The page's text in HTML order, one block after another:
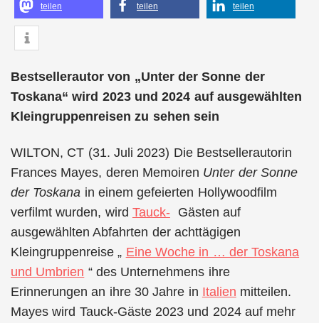
teilen teilen teilen
Bestsellerautor von „Unter der Sonne der
Toskana“ wird 2023 und 2024 auf ausgewählten
Kleingruppenreisen zu sehen sein
WILTON, CT (31. Juli 2023) Die Bestsellerautorin
Frances Mayes, deren Memoiren Unter der Sonne
der Toskana in einem gefeierten Hollywoodfilm
verfilmt wurden, wird Tauck-Gästen auf
ausgewählten Abfahrten der achttägigen
Kleingruppenreise „ Eine Woche in … der Toskana
und Umbrien “ des Unternehmens ihre
Erinnerungen an ihre 30 Jahre in Italien mitteilen.
Mayes wird Tauck-Gäste 2023 und 2024 auf mehr